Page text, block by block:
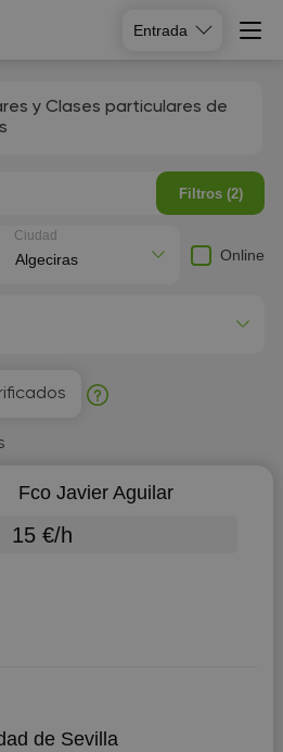
Entrada
y Clases particulares de
Fco Javier Aguilar
15 €/h
de Sevilla
Filtros (2)
Ciudad
Online